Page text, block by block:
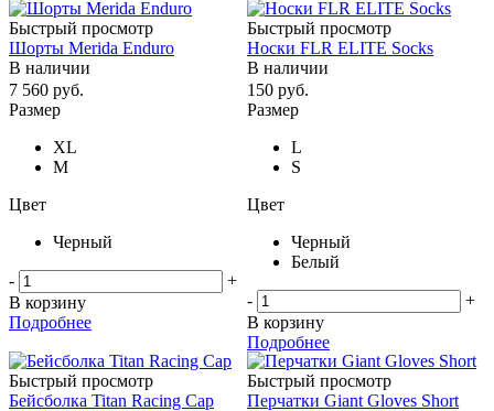
Быстрый просмотр
Шорты Merida Enduro
В наличии
7 560 руб.
Размер
XL
M
Цвет
Черный
-
+
В корзину
Подробнее
Быстрый просмотр
Носки FLR ELITE Socks
В наличии
150 руб.
Размер
L
S
Цвет
Черный
Белый
-
+
В корзину
Подробнее
Быстрый просмотр
Бейсболка Titan Racing Cap
Быстрый просмотр
Перчатки Giant Gloves Short